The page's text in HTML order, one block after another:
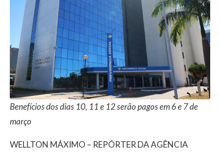
Benefícios dos dias 10, 11 e 12 serão pagos em 6 e 7 de
março
WELLTON MÁXIMO – REPÓRTER DA AGÊNCIA